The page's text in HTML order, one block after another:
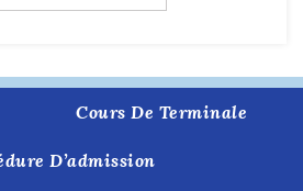
Cours De Terminale
D’admission